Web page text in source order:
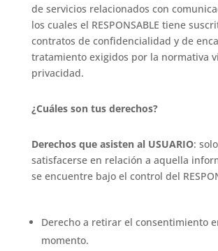
de servicios relacionados con
los cuales el RESPONSABLE tiene
contratos de confidencialidad y de
tratamiento exigidos por la normativa
privacidad.
¿Cuáles son tus derechos?
Derechos que asisten al USUARIO:
satisfacerse en relación a aquella
se encuentre bajo el control del
Derecho a retirar el consentimiento
momento.